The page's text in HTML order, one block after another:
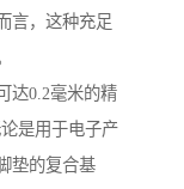
言，这种充足
达0.2毫米的精
是用于电子产
垫的复合基